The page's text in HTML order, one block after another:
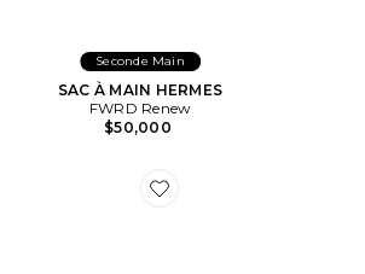
Seconde Main
SAC À MAIN HERMES
FWRD Renew
$50,000
Favorite SAC À MAIN HERMES